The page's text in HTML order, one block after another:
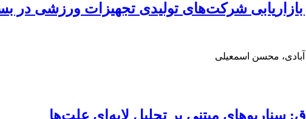
شرکت‌های تولیدی تجهیزات ورزشی در
محسن اسمعیلی
سناریوهای مبتنی بر تحلیل لایه‌ای علت‌ها